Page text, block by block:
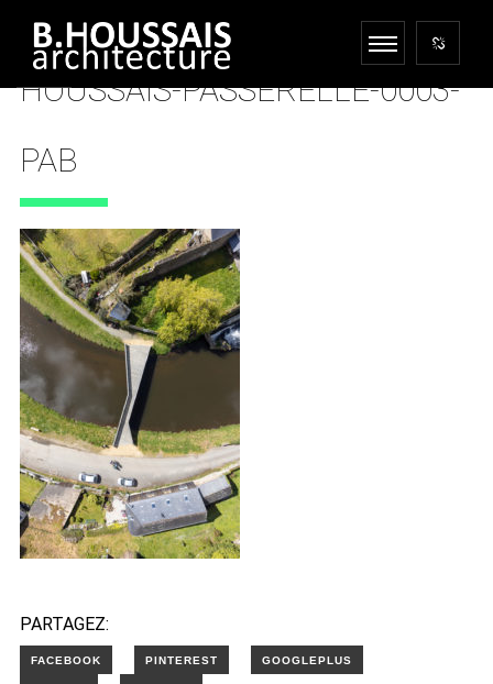
HOUSSAIS-PASSERELLE-0003-
PAB
25 AVRIL 2022
PARTAGEZ: